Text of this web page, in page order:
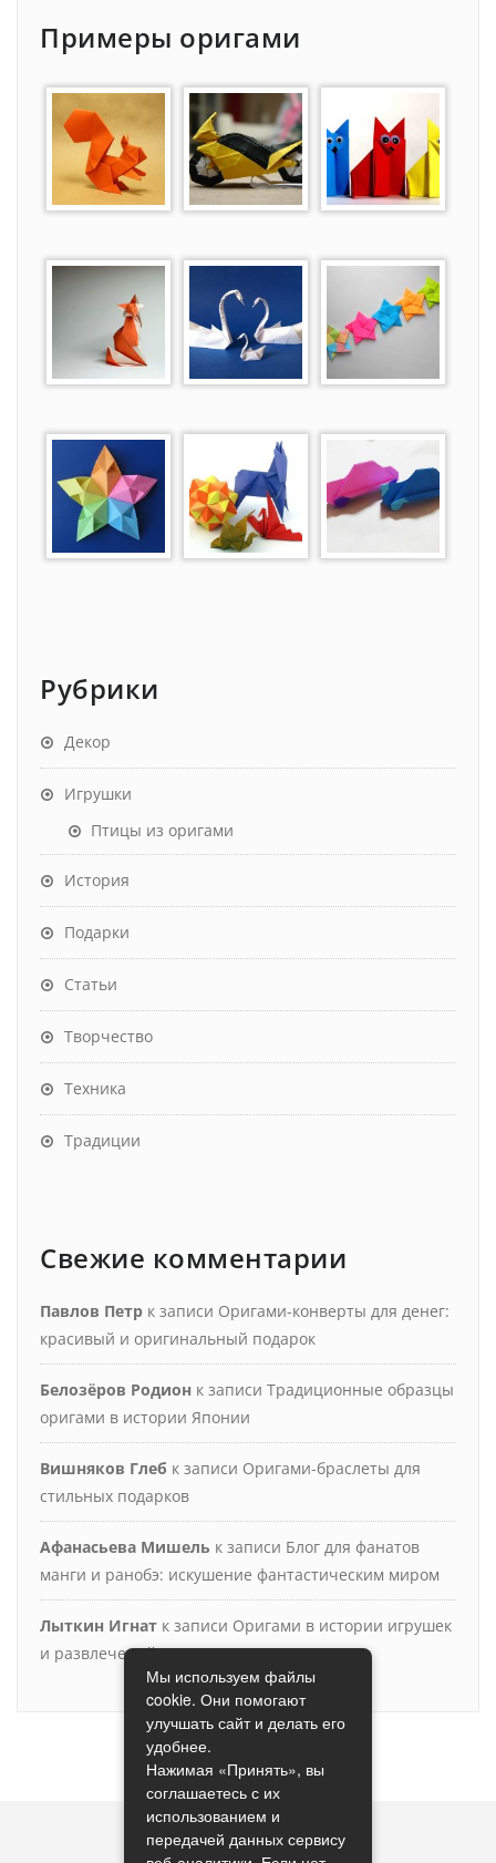
Примеры оригами
Рубрики
Декор
Игрушки
Птицы из оригами
История
Подарки
Статьи
Творчество
Техника
Традиции
Свежие комментарии
Павлов Петр к записи Оригами-конверты для денег:
красивый и оригинальный подарок
Белозёров Родион к записи Традиционные образцы
оригами в истории Японии
Вишняков Глеб к записи Оригами-браслеты для
стильных подарков
Афанасьева Мишель к записи Блог для фанатов
манги и ранобэ: искушение фантастическим миром
Лыткин Игнат к записи Оригами в истории игрушек
и развлечений
Мы используем файлы
cookie. Они помогают
улучшать сайт и делать его
удобнее.
Нажимая «Принять», вы
соглашаетесь с их
использованием и
передачей данных сервису